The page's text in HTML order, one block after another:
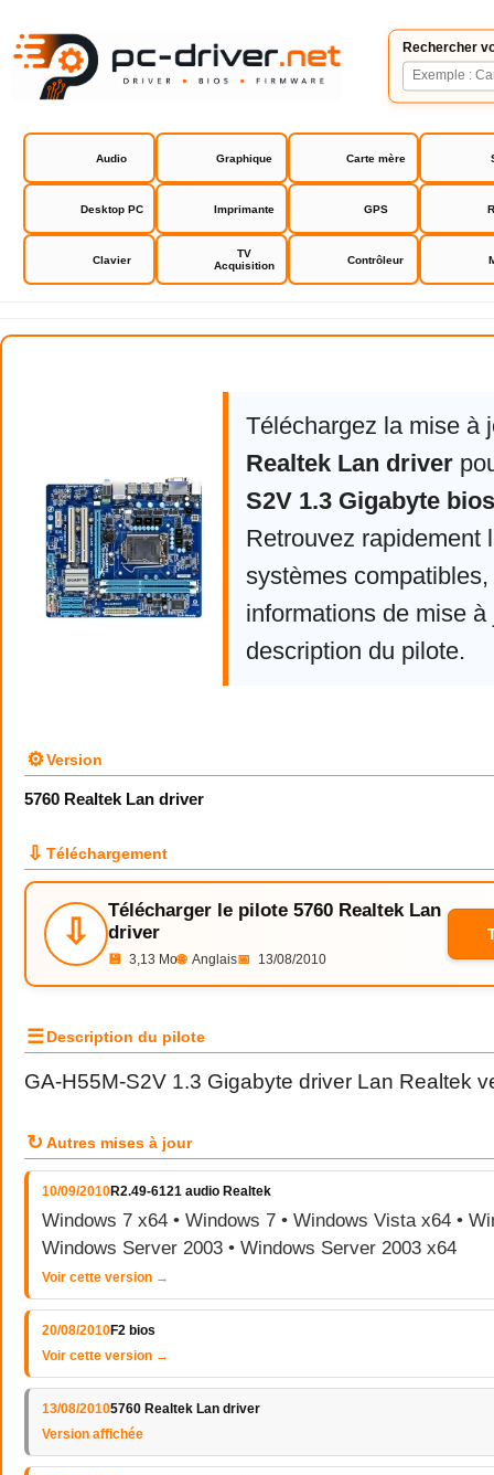
Rechercher
Audio Graphique Carte mère
Desktop PC Imprimante GPS
Clavier
TV
Acquisition
Contrôleur
GA-H55M-S2V 1.3 Gigabyte bios
Téléchargez la mise à
Realtek Lan driver
S2V 1.3 Gigabyte
Retrouvez rapidement
systèmes compatibles,
informations de mise à
description du pilote.
⚙Version
5760 Realtek Lan driver
⇩ Téléchargement
⇩
Télécharger le pilote 5760 Realtek Lan
driver
💾 3,13 Mo🌐 Anglais📅 13/08/2010
☰Description du pilote
GA-H55M-S2V 1.3 Gigabyte driver Lan Realtek
↻ Autres mises à jour
10/09/2010R2.49-6121 audio Realtek
Windows 7 x64 • Windows 7 • Windows Vista x64 •
Windows Server 2003 • Windows Server 2003 x64
Voir cette version →
20/08/2010F2 bios
Voir cette version →
13/08/20105760 Realtek Lan driver
Version affichée